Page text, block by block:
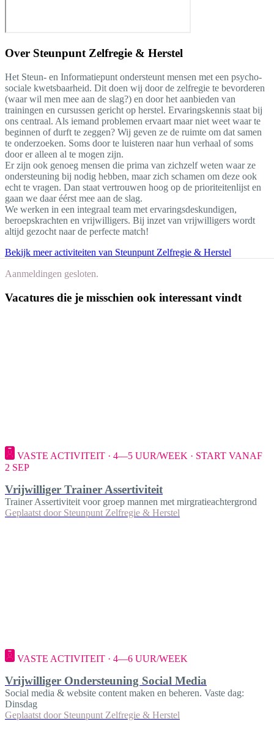
Over Steunpunt Zelfregie & Herstel
Het Steun- en Informatiepunt ondersteunt mensen met een psycho-
sociale kwetsbaarheid. Dit doen wij door de zelfregie te bevorderen
(waar wil men mee aan de slag?) en door het aanbieden van
trainingen en cursussen gericht op herstel. Ervaringskennis staat bij
ons centraal. Als iemand problemen ervaart maar niet weet waar te
beginnen of durft te zeggen? Wij geven ze de ruimte om dat samen
te onderzoeken. Soms door te luisteren naar hun verhaal of soms
door er alleen al te mogen zijn.
Er zijn ook genoeg mensen die prima van zichzelf weten waar ze
ondersteuning bij nodig hebben, maar zich schamen om deze ook
echt te vragen. Dan staat vertrouwen hoog op de prioriteitenlijst en
gaan we daar éérst mee aan de slag.
We werken in een integraal team met ervaringsdeskundigen,
beroepskrachten en vrijwilligers. Bij inzet van vrijwilligers wordt
altijd gezocht naar de perfecte match!
Bekijk meer activiteiten van Steunpunt Zelfregie & Herstel
Aanmeldingen gesloten.
Vacatures die je misschien ook interessant vindt
VASTE ACTIVITEIT · 4—5 UUR/WEEK · START VANAF
2 SEP
Vrijwilliger Trainer Assertiviteit
Trainer Assertiviteit voor groep mannen met mirgratieachtergrond
Geplaatst door Steunpunt Zelfregie & Herstel
VASTE ACTIVITEIT · 4—6 UUR/WEEK
Vrijwilliger Ondersteuning Social Media
Social media & website content maken en beheren. Vaste dag:
Dinsdag
Geplaatst door Steunpunt Zelfregie & Herstel